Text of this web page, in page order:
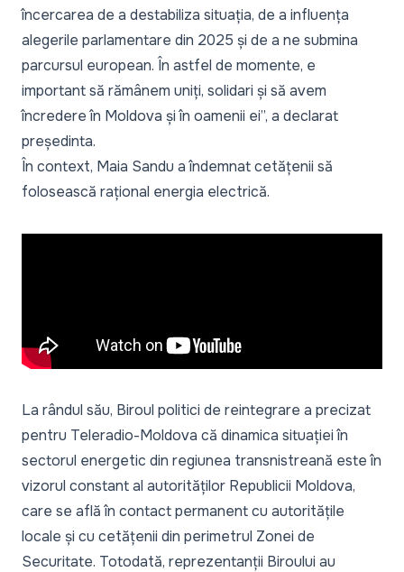
încercarea de a destabiliza situația, de a influența
alegerile parlamentare din 2025 și de a ne submina
parcursul european. În astfel de momente, e
important să rămânem uniți, solidari și să avem
încredere în Moldova și în oamenii ei”, a declarat
președinta.
În context, Maia Sandu a îndemnat cetățenii să
folosească rațional energia electrică.
La rândul său, Biroul politici de reintegrare a precizat
pentru Teleradio-Moldova că dinamica situației în
sectorul energetic din regiunea transnistreană este în
vizorul constant al autorităților Republicii Moldova,
care se află în contact permanent cu autoritățile
locale și cu cetățenii din perimetrul Zonei de
Securitate. Totodată, reprezentanții Biroului au